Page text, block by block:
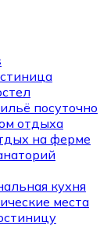
посуточно
отдыха
на ферме
кухня
места